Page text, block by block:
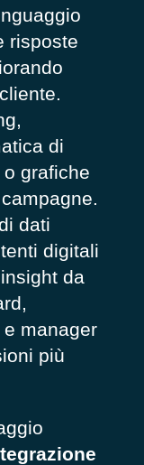
risposte
di
grafiche
dati
digitali
da
manager
più